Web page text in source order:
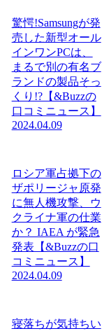
驚愕!Samsungが発
売した新型オール
インワンPCは、
まるで別の有名ブ
ランドの製品そっ
くり!?【&Buzzの
口コミニュース】
2024.04.09
ロシア軍占拠下の
ザポリージャ原発
に無人機攻撃、ウ
クライナ軍の仕業
か？ IAEA が緊急
発表【&Buzzの口
コミニュース】
2024.04.09
寝落ちが気持ちい